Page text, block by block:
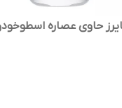
حاوی عصاره